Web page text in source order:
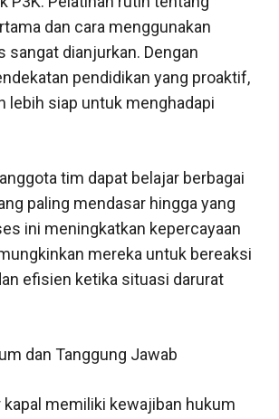
dan cara menggunakan
sangat dianjurkan. Dengan
pendidikan yang proaktif,
lebih siap untuk menghadapi
tim dapat belajar berbagai
paling mendasar hingga yang
ini meningkatkan kepercayaan
mereka untuk bereaksi
efisien ketika situasi darurat
dan Tanggung Jawab
kapal memiliki kewajiban hukum